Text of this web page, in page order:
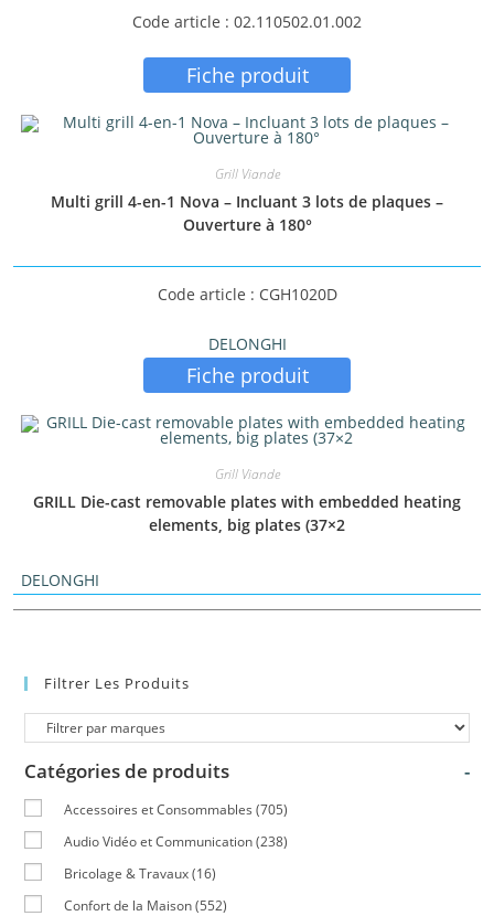
Code article : 02.110502.01.002
Fiche produit
Grill Viande
Multi grill 4-en-1 Nova – Incluant 3 lots de plaques –
Ouverture à 180°
Code article : CGH1020D
DELONGHI
Fiche produit
Grill Viande
GRILL Die-cast removable plates with embedded heating
elements, big plates (37×2
DELONGHI
Filtrer Les Produits
Catégories de produits -
Accessoires et Consommables (705)
Audio Vidéo et Communication (238)
Bricolage & Travaux (16)
Confort de la Maison (552)